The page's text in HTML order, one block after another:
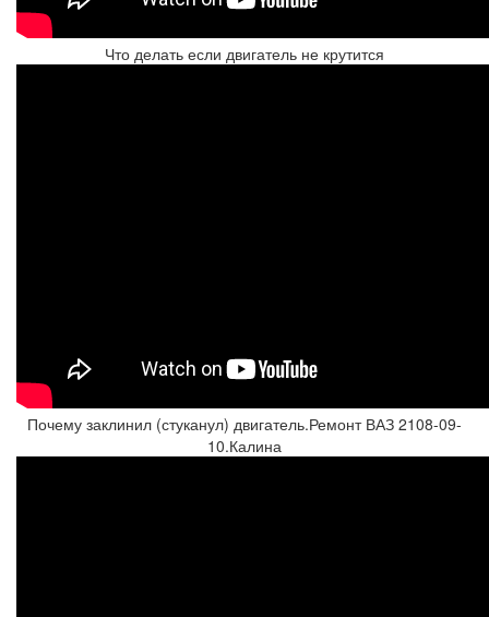
Что делать если двигатель не крутится
Почему заклинил (стуканул) двигатель.Ремонт ВАЗ 2108-09-
10.Калина